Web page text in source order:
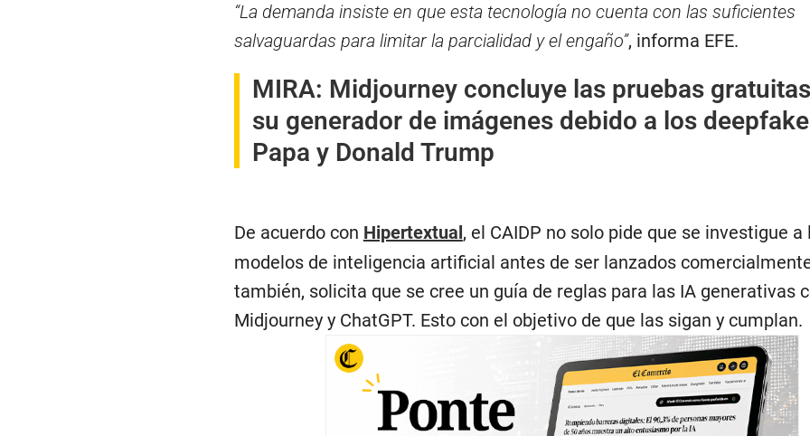
“La demanda insiste en que esta tecnología no cuenta con las suficientes
salvaguardas para limitar la parcialidad y el engaño”, informa EFE.
MIRA: Midjourney concluye las pruebas
su generador de imágenes debido a los
Papa y Donald Trump
De acuerdo con Hipertextual, el CAIDP no solo pide que se investigue a
modelos de inteligencia artificial antes de ser lanzados
también, solicita que se cree un guía de reglas para las IA generativas
Midjourney y ChatGPT. Esto con el objetivo de que las sigan y cumplan.